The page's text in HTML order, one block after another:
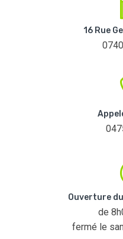
16 Rue
Ouverture
de
fermé le